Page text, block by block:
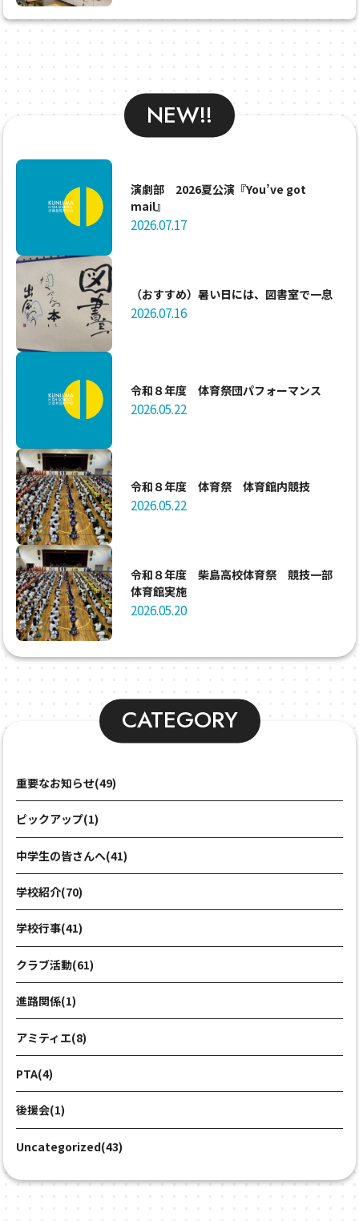
NEW!!
演劇部 2026夏公演『You’ve got
mail』
2026.07.17
（おすすめ）暑い日には、図書室で一息
2026.07.16
令和８年度 体育祭団パフォーマンス
2026.05.22
令和８年度 体育祭 体育館内競技
2026.05.22
令和８年度 柴島高校体育祭 競技一部
体育館実施
2026.05.20
CATEGORY
重要なお知らせ(49)
ピックアップ(1)
中学生の皆さんへ(41)
学校紹介(70)
学校行事(41)
クラブ活動(61)
進路関係(1)
アミティエ(8)
PTA(4)
後援会(1)
Uncategorized(43)